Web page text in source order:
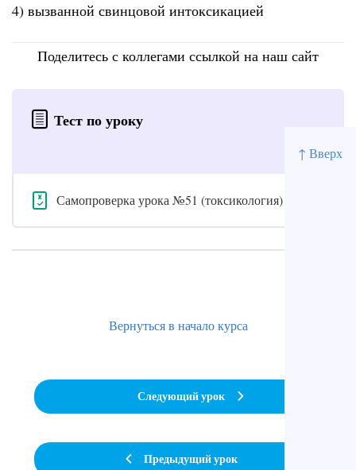
↑ Вверх
4) вызванной свинцовой интоксикацией
Поделитесь с коллегами ссылкой на наш сайт
Тест по уроку
Самопроверка урока №51 (токсикология)
Предыдущий урок
Вернуться в начало курса
Следующий урок